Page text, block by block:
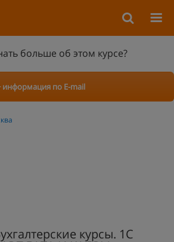
больше об этом курсе?
информация по E-mail
курсы. 1С